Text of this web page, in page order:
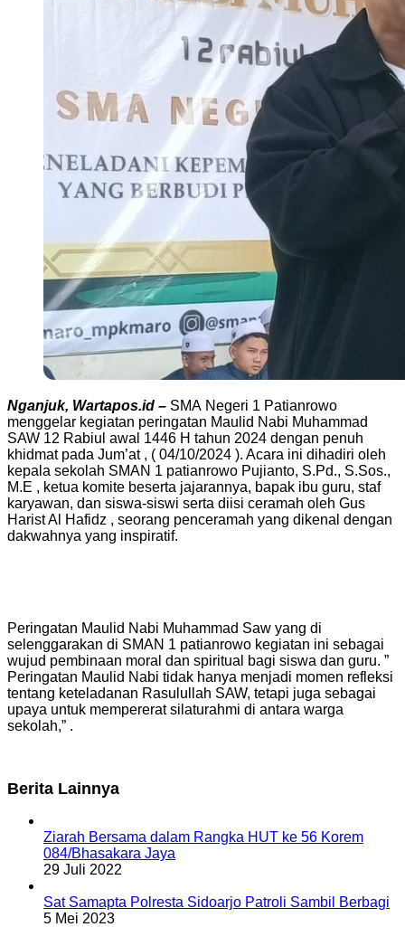
Nganjuk, Wartapos.id – SMA Negeri 1 Patianrowo
menggelar kegiatan peringatan Maulid Nabi Muhammad
SAW 12 Rabiul awal 1446 H tahun 2024 dengan penuh
khidmat pada Jum’at , ( 04/10/2024 ). Acara ini dihadiri oleh
kepala sekolah SMAN 1 patianrowo Pujianto, S.Pd., S.Sos.,
M.E , ketua komite beserta jajarannya, bapak ibu guru, staf
karyawan, dan siswa-siswi serta diisi ceramah oleh Gus
Harist Al Hafidz , seorang penceramah yang dikenal dengan
dakwahnya yang inspiratif.
Peringatan Maulid Nabi Muhammad Saw yang di
selenggarakan di SMAN 1 patianrowo kegiatan ini sebagai
wujud pembinaan moral dan spiritual bagi siswa dan guru. ”
Peringatan Maulid Nabi tidak hanya menjadi momen refleksi
tentang keteladanan Rasulullah SAW, tetapi juga sebagai
upaya untuk mempererat silaturahmi di antara warga
sekolah,” .
Berita Lainnya
Ziarah Bersama dalam Rangka HUT ke 56 Korem
084/Bhasakara Jaya
29 Juli 2022
Sat Samapta Polresta Sidoarjo Patroli Sambil Berbagi
5 Mei 2023